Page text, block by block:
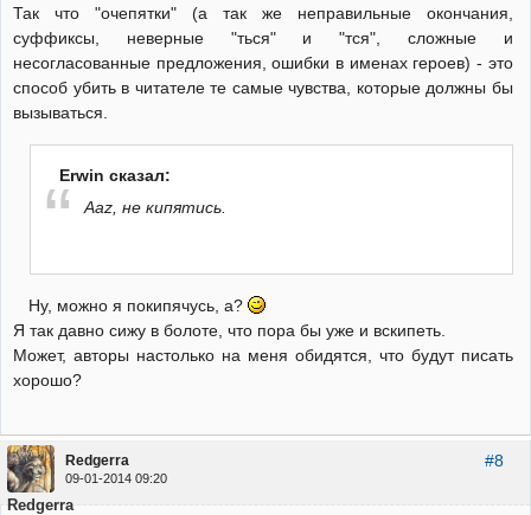
Так что "очепятки" (а так же неправильные окончания,
суффиксы, неверные "ться" и "тся", сложные и
несогласованные предложения, ошибки в именах героев) - это
способ убить в читателе те самые чувства, которые должны бы
вызываться.
Erwin сказал:
Aaz, не кипятись.
Ну, можно я покипячусь, а?
Я так давно сижу в болоте, что пора бы уже и вскипеть.
Может, авторы настолько на меня обидятся, что будут писать
хорошо?
#8
Redgerra
09-01-2014 09:20
Redgerra